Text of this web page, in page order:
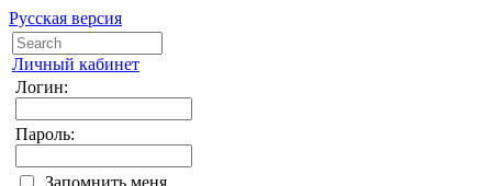
Русская версия
Личный кабинет
Логин:
Пароль:
Запомнить меня